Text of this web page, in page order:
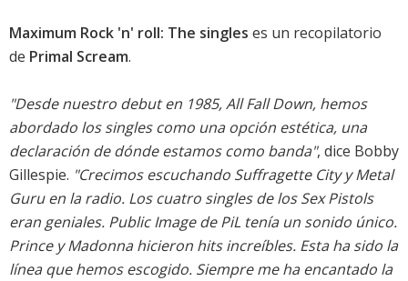
Maximum Rock 'n' roll: The singles es un recopilatorio
de Primal Scream.
"Desde nuestro debut en 1985, All Fall Down, hemos
abordado los singles como una opción estética, una
declaración de dónde estamos como banda", dice Bobby
Gillespie. "Crecimos escuchando Suffragette City y Metal
Guru en la radio. Los cuatro singles de los Sex Pistols
eran geniales. Public Image de PiL tenía un sonido único.
Prince y Madonna hicieron hits increíbles. Esta ha sido la
línea que hemos escogido. Siempre me ha encantado la